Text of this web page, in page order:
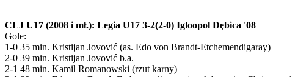
CLJ U17 (2008 i mł.): Legia U17 3-2(2-0) Igloopol Dębica '08
Gole:
1-0 35 min. Kristijan Jovović (as. Edo von Brandt-Etchemendigaray)
2-0 39 min. Kristijan Jovović b.a.
2-1 48 min. Kamil Romanowski (rzut karny)